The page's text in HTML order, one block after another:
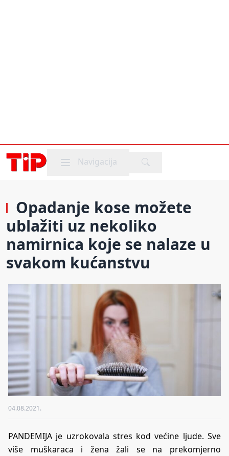
Mobile menu
Navigacija
Opadanje kose možete
ublažiti uz nekoliko
namirnica koje se nalaze u
svakom kućanstvu
04.08.2021.
PANDEMIJA je uzrokovala stres kod većine ljude. Sve
više muškaraca i žena žali se na prekomjerno